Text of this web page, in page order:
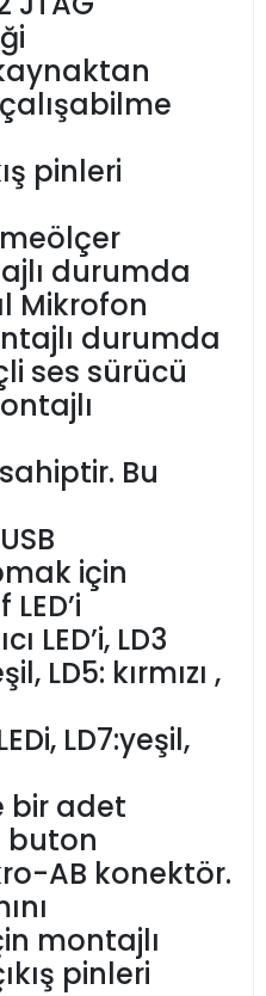
pinleri
durumda
Mikrofon
durumda
ses sürücü
Bu
için
LED’i, LD3
LD5: kırmızı ,
LD7:yeşil,
bir adet
buton
AB konektör.
montajlı
pinleri